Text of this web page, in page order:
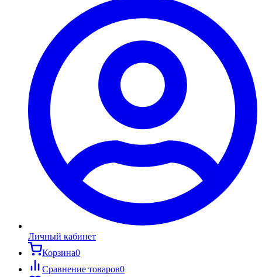
Личный кабинет
Корзина0
Сравнение товаров0